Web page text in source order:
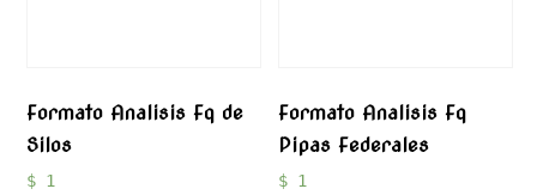
Formato Analisis Fq de
Silos
$1
Formato Analisis Fq
Pipas Federales
$ 1